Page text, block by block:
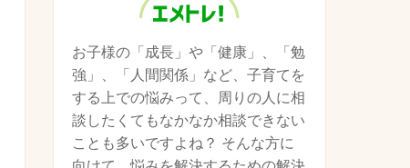
お子様の「成長」や「健康」、「勉
強」、「人間関係」など、子育てを
する上での悩みって、周りの人に相
談したくてもなかなか相談できない
ことも多いですよね？ そんな方に